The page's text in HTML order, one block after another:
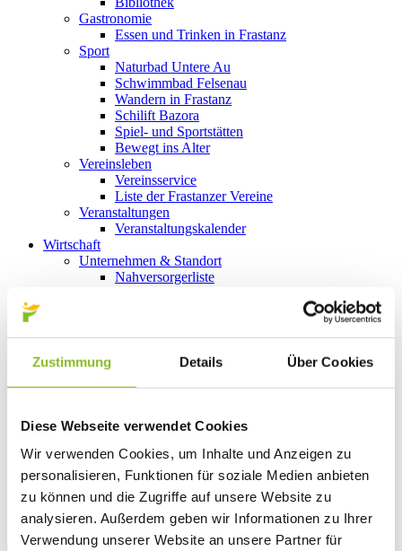
Zustimmung Details Über Cookies
Diese Webseite verwendet Cookies
Wir verwenden Cookies, um Inhalte und Anzeigen zu
personalisieren, Funktionen für soziale Medien anbieten
zu können und die Zugriffe auf unsere Website zu
analysieren. Außerdem geben wir Informationen zu Ihrer
Verwendung unserer Website an unsere Partner für
Gastronomie
Essen und Trinken in Frastanz
Sport
Naturbad Untere Au
Schwimmbad Felsenau
Wandern in Frastanz
Schilift Bazora
Spiel- und Sportstätten
Bewegt ins Alter
Vereinsleben
Vereinsservice
Liste der Frastanzer Vereine
Veranstaltungen
Veranstaltungskalender
Wirtschaft
Unternehmen & Standort
Nahversorgerliste
Wige Frastanz
Wirtschaftsgemeinschaft
Der Walgauer
Gastronomie
Wandern in Frastanz
Naturbad Untere Au
Schwimmbad Felsenau
Vorarlberger Museumswelt
Tabakausstellung